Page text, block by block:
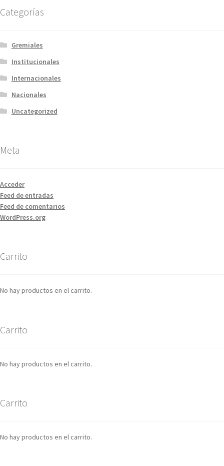
Categorías
Gremiales
Institucionales
Internacionales
Nacionales
Uncategorized
Meta
Acceder
Feed de entradas
Feed de comentarios
WordPress.org
Carrito
No hay productos en el carrito.
Carrito
No hay productos en el carrito.
Carrito
No hay productos en el carrito.